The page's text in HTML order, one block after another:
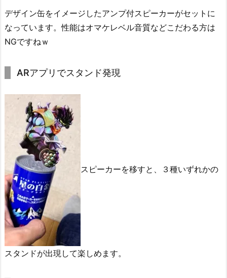
デザイン缶をイメージしたアンプ付スピーカーがセットに
なっています。性能はオマケレベル音質などこだわる方は
NGですねｗ
ARアプリでスタンド発現
スピーカーを移すと、３種いずれかの
スタンドが出現して楽しめます。